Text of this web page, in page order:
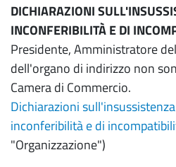
DICHIARAZIONI
INCONFERIBILITÀ E DI
Presidente, Amministratore
dell'organo di indirizzo non
Camera di Commercio.
Dichiarazioni
inconferibilità e di
"Organizzazione")